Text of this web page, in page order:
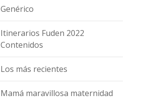
Genérico
Itinerarios Fuden 2022
Contenidos
Los más recientes
Mamá maravillosa maternidad